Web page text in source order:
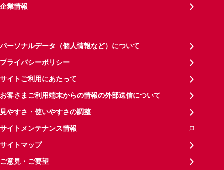
企業情報
パーソナルデータ（個人情報など）について
プライバシーポリシー
サイトご利用にあたって
お客さまご利用端末からの情報の外部送信について
見やすさ・使いやすさの調整
サイトメンテナンス情報
サイトマップ
ご意見・ご要望